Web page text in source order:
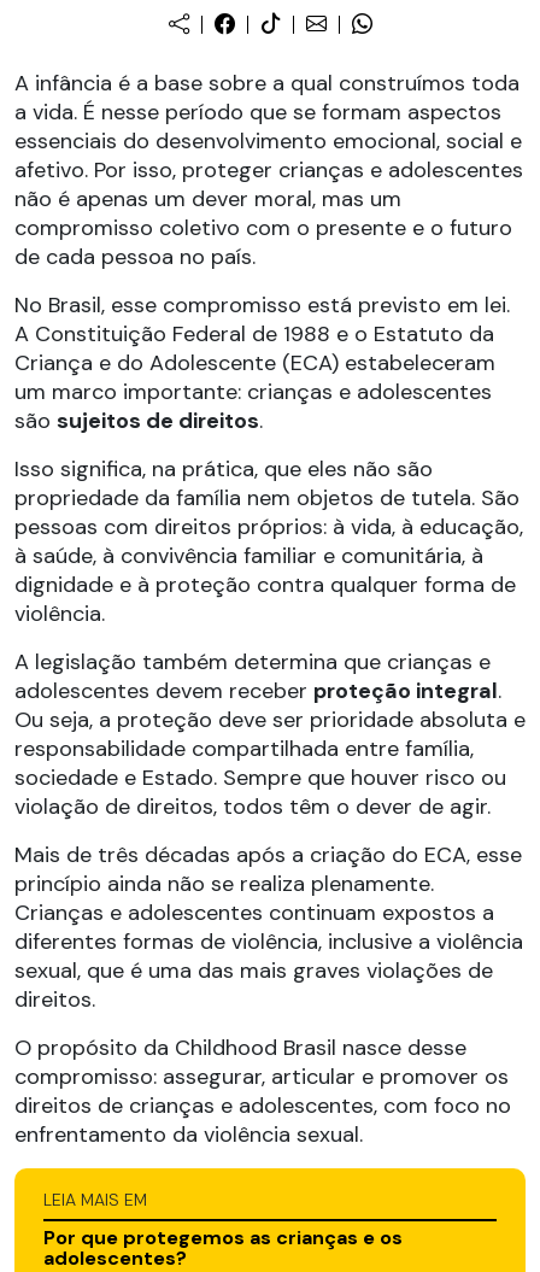
A infância é a base sobre a qual construímos toda
a vida. É nesse período que se formam aspectos
essenciais do desenvolvimento emocional, social e
afetivo. Por isso, proteger crianças e adolescentes
não é apenas um dever moral, mas um
compromisso coletivo com o presente e o futuro
de cada pessoa no país.
No Brasil, esse compromisso está previsto em lei.
A Constituição Federal de 1988 e o Estatuto da
Criança e do Adolescente (ECA) estabeleceram
um marco importante: crianças e adolescentes
são sujeitos de direitos.
Isso significa, na prática, que eles não são
propriedade da família nem objetos de tutela. São
pessoas com direitos próprios: à vida, à educação,
à saúde, à convivência familiar e comunitária, à
dignidade e à proteção contra qualquer forma de
violência.
A legislação também determina que crianças e
adolescentes devem receber proteção integral.
Ou seja, a proteção deve ser prioridade absoluta e
responsabilidade compartilhada entre família,
sociedade e Estado. Sempre que houver risco ou
violação de direitos, todos têm o dever de agir.
Mais de três décadas após a criação do ECA, esse
princípio ainda não se realiza plenamente.
Crianças e adolescentes continuam expostos a
diferentes formas de violência, inclusive a violência
sexual, que é uma das mais graves violações de
direitos.
O propósito da Childhood Brasil nasce desse
compromisso: assegurar, articular e promover os
direitos de crianças e adolescentes, com foco no
enfrentamento da violência sexual.
LEIA MAIS EM
Por que protegemos as crianças e os
adolescentes?